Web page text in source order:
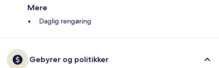
Mere
Daglig rengøring
Gebyrer og politikker